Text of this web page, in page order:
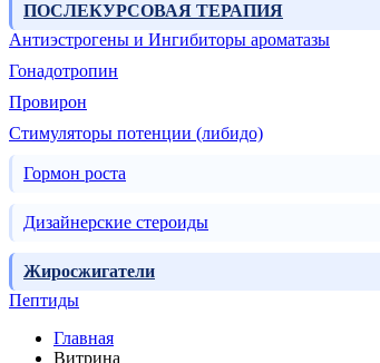
ПОСЛЕКУРСОВАЯ ТЕРАПИЯ
Антиэстрогены и Ингибиторы ароматазы
Гонадотропин
Провирон
Стимуляторы потенции (либидо)
Гормон роста
Дизайнерские стероиды
Жиросжигатели
Пептиды
Главная
Витрина